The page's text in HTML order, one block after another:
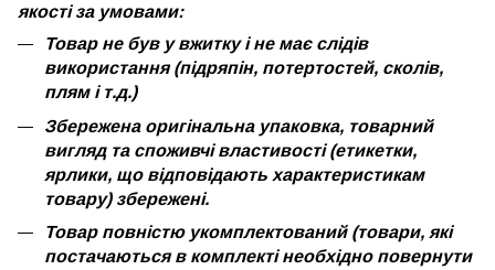
якості за умовами:
Товар не був у вжитку і не має слідів
використання (підряпін, потертостей, сколів,
плям і т.д.)
Збережена оригінальна упаковка, товарний
вигляд та споживчі властивості (етикетки,
ярлики, що відповідають характеристикам
товару) збережені.
Товар повністю укомплектований (товари, які
постачаються в комплекті необхідно повернути